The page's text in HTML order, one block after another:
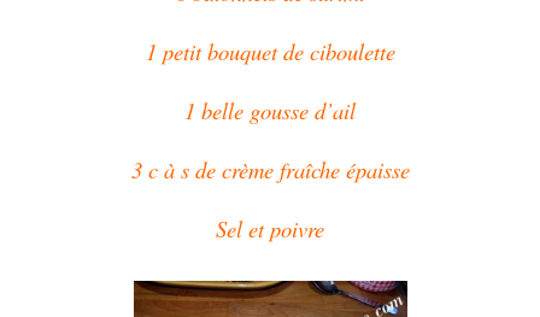
1 petit bouquet de ciboulette
1 belle gousse d’ail
3 c à s de crème fraîche épaisse
Sel et poivre